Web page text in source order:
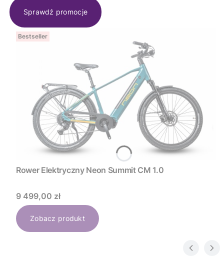
Sprawdź promocje
Bestseller
Rower Elektryczny Neon Summit CM 1.0
Cena
9 499,00 zł
Zobacz produkt